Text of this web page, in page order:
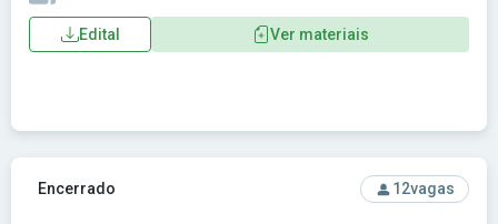
Edital Ver materiais
Ver concurso: CREFITO-5ª-Região - Conselho Regional de
Encerrado 12vagas